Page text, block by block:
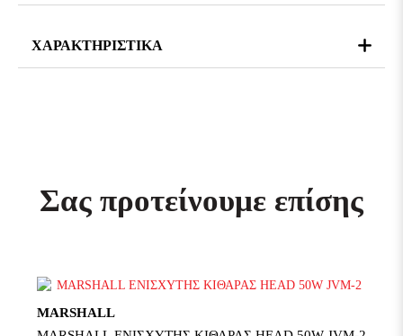
ΧΑΡΑΚΤΗΡΙΣΤΙΚΆ
Σας προτείνουμε επίσης
MARSHALL